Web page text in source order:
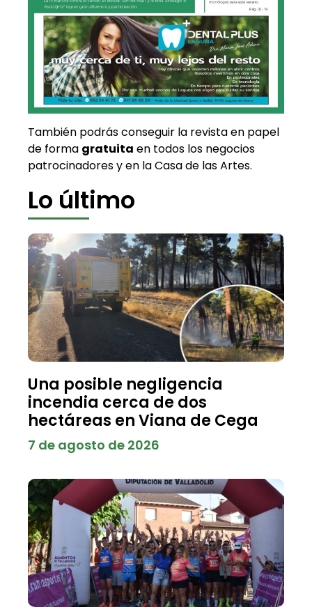
También podrás conseguir la revista en papel
de forma gratuita en todos los negocios
patrocinadores y en la Casa de las Artes.
Lo último
Una posible negligencia
incendia cerca de dos
hectáreas en Viana de Cega
7 de agosto de 2026